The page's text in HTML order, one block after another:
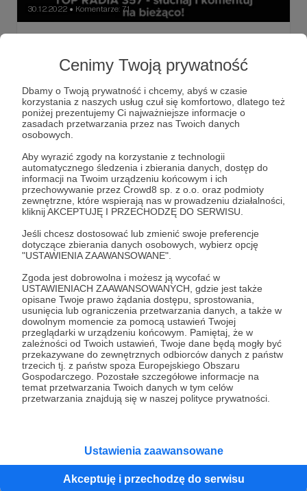
Cenimy Twoją prywatność
Dbamy o Twoją prywatność i chcemy, abyś w czasie
korzystania z naszych usług czuł się komfortowo, dlatego też
poniżej prezentujemy Ci najważniejsze informacje o
zasadach przetwarzania przez nas Twoich danych
osobowych.
Aby wyrazić zgody na korzystanie z technologii
automatycznego śledzenia i zbierania danych, dostęp do
informacji na Twoim urządzeniu końcowym i ich
przechowywanie przez Crowd8 sp. z o.o. oraz podmioty
zewnętrzne, które wspierają nas w prowadzeniu działalności,
kliknij AKCEPTUJĘ I PRZECHODZĘ DO SERWISU.
Jeśli chcesz dostosować lub zmienić swoje preferencje
dotyczące zbierania danych osobowych, wybierz opcję
"USTAWIENIA ZAAWANSOWANE".
Zgoda jest dobrowolna i możesz ją wycofać w
USTAWIENIACH ZAAWANSOWANYCH, gdzie jest także
opisane Twoje prawo żądania dostępu, sprostowania,
usunięcia lub ograniczenia przetwarzania danych, a także w
dowolnym momencie za pomocą ustawień Twojej
przeglądarki w urządzeniu końcowym. Pamiętaj, że w
zależności od Twoich ustawień, Twoje dane będą mogły być
przekazywane do zewnętrznych odbiorców danych z państw
trzecich tj. z państw spoza Europejskiego Obszaru
Gospodarczego. Pozostałe szczegółowe informacje na
temat przetwarzania Twoich danych w tym celów
przetwarzania znajdują się w naszej polityce prywatności.
Ustawienia zaawansowane
Akceptuję i przechodzę do serwisu
30.12.2022 ● Komentarze: 71
radiowy, 1 stycznia 2023
Najważniejsze utwory wszech czasów, zgodnie z naszą
ułożonej przez Was, ponad 12 tysięcy Patronów, a
następnie koncert Raya Wilsona i epilog poświęcony
dwóm największym śpiewającym poetom! W tym poście
znajdziecie także aktualizowane na bieżąco wyniki Topu
Radia 357 - zapraszamy do śledzenia i komentowania!
TOP Radia 357 Gdańsk Ray Wilson +3
18.08.2022 ● Komentarze: 7
Weekend z Radiem 357 w Gdańsku -
sprawdź, gdzie możesz nas spotkać!
Czy mówiliśmy już, że w wakacje weekendy zaczynają się
w czwartek? ;) Wierność w stereo, Korzenie i skrzydła, a
potem Męskie Granie i na deser (choć w porze śniadania)